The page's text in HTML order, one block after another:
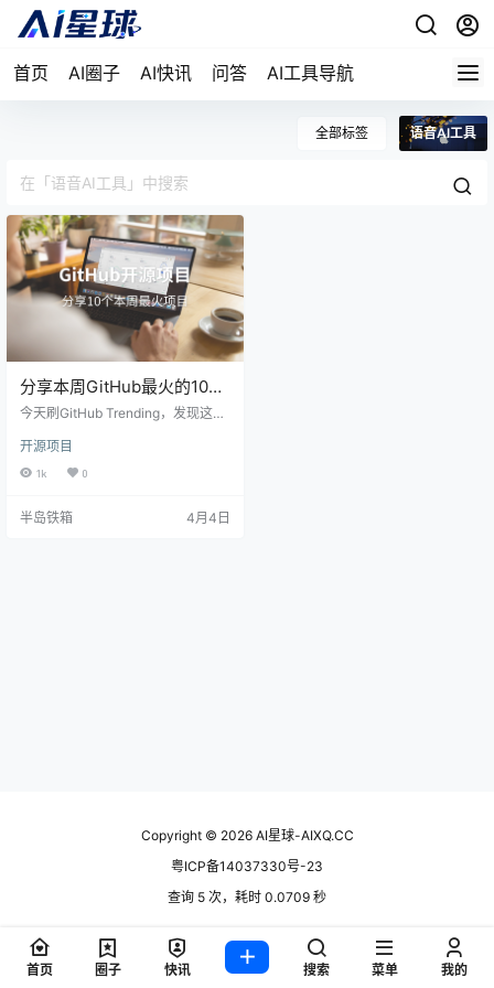
首页 AI圈子 AI快讯 问答 AI工具导航
全部标签 语音AI工具
分享本周GitHub最火的10个
项目，第3个让我眼前一亮
今天刷GitHub Trending，发现这周
跟你们分享一下。 说实话，这两年
GitHub上的AI项目越来越多，但真
有些是真的解决了痛点，有些是思
开源项目
1k 0
半岛铁箱 4月4日
Copyright © 2026AI星球-AIXQ.CC
粤ICP备14037330号-23
查询 5 次，耗时 0.0709 秒
首页 圈子 快讯 搜索 菜单 我的